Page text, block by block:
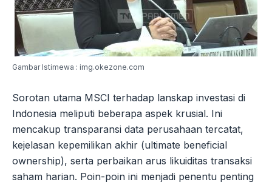
Gambar Istimewa : img.okezone.com
Sorotan utama MSCI terhadap lanskap investasi di
Indonesia meliputi beberapa aspek krusial. Ini
mencakup transparansi data perusahaan tercatat,
kejelasan kepemilikan akhir (ultimate beneficial
ownership), serta perbaikan arus likuiditas transaksi
saham harian. Poin-poin ini menjadi penentu penting